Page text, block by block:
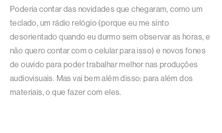
Poderia contar das novidades que chegaram, como um
teclado, um rádio relógio (porque eu me sinto
desorientado quando eu durmo sem observar as horas, e
não quero contar com o celular para isso) e novos fones
de ouvido para poder trabalhar melhor nas produções
audiovisuais. Mas vai bem além disso: para além dos
materiais, o que fazer com eles.